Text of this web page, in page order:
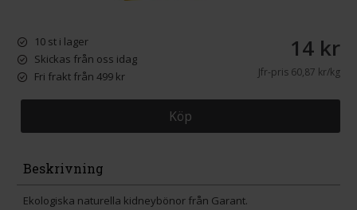
10 st i lager
Skickas från oss idag
Fri frakt från 499 kr
14 kr
Jfr-pris60,87 kr/kg
Köp
Beskrivning
Ekologiska naturella kidneybönor från Garant.